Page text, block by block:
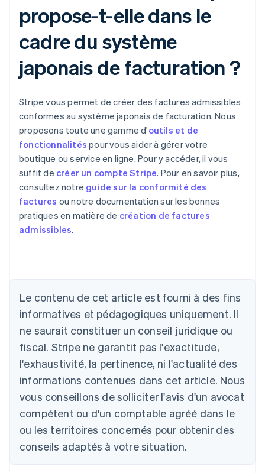
propose-t-elle dans le
cadre du système
japonais de facturation ?
Stripe vous permet de créer des factures admissibles
conformes au système japonais de facturation. Nous
proposons toute une gamme d'outils et de
fonctionnalités pour vous aider à gérer votre
boutique ou service en ligne. Pour y accéder, il vous
suffit de créer un compte Stripe. Pour en savoir plus,
consultez notre guide sur la conformité des
factures ou notre documentation sur les bonnes
pratiques en matière de création de factures
admissibles.
Le contenu de cet article est fourni à des fins
informatives et pédagogiques uniquement. Il
ne saurait constituer un conseil juridique ou
fiscal. Stripe ne garantit pas l'exactitude,
l'exhaustivité, la pertinence, ni l'actualité des
informations contenues dans cet article. Nous
vous conseillons de solliciter l'avis d'un avocat
compétent ou d'un comptable agréé dans le
ou les territoires concernés pour obtenir des
conseils adaptés à votre situation.
Allemagne
Deutsch
Australie
English
Autriche
Belgique
NederlandsFrançaisDeutschEnglish
Brésil
PortuguêsEnglish
Bulgarie
English
English Français
Chine continentale